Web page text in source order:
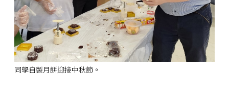
同學自製月餅迎接中秋節。